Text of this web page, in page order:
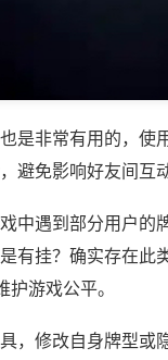
是非常有用的，使
避免影响好友间互
遇到部分用户的
有挂？确实存在此
游戏公平。
，修改自身牌型或